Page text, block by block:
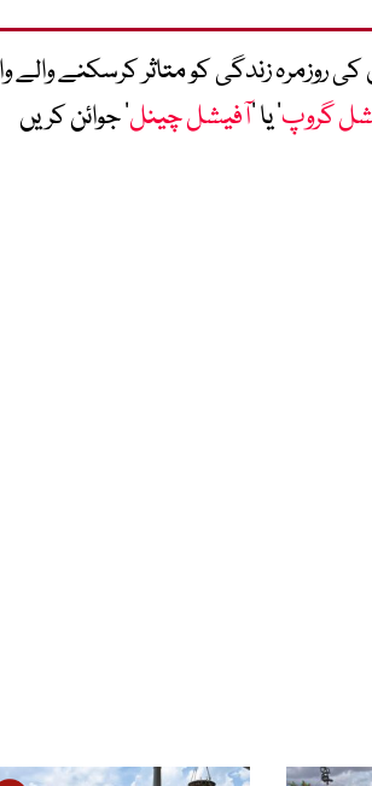
کی روزمرہ زندگی کو متاثر کرسکنے
گروپ‘ یا ’آفیشل چینل‘ جوائن کریں